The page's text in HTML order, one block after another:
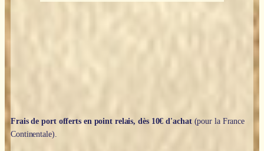
Frais de port offerts en point relais, dès 10€ d'achat(pour la France
Continentale).